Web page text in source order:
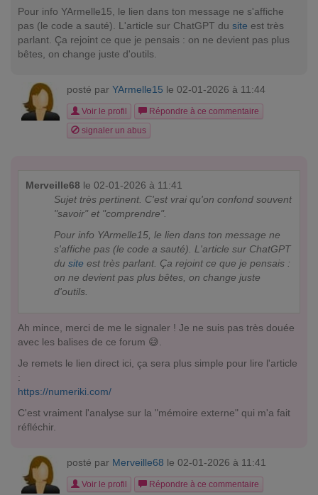
Pour info YArmelle15, le lien dans ton message ne s'affiche
pas (le code a sauté). L'article sur ChatGPT du site est très
parlant. Ça rejoint ce que je pensais : on ne devient pas plus
bêtes, on change juste d'outils.
posté par YArmelle15 le 02-01-2026 à 11:44
Voir le profil
Répondre à ce commentaire
signaler un abus
Merveille68 le 02-01-2026 à 11:41
Sujet très pertinent. C'est vrai qu'on confond souvent
"savoir" et "comprendre".
Pour info YArmelle15, le lien dans ton message ne
s'affiche pas (le code a sauté). L'article sur ChatGPT
du site est très parlant. Ça rejoint ce que je pensais :
on ne devient pas plus bêtes, on change juste
d'outils.
Ah mince, merci de me le signaler ! Je ne suis pas très douée
avec les balises de ce forum 😅.
Je remets le lien direct ici, ça sera plus simple pour lire l'article
:
https://numeriki.com/
C'est vraiment l'analyse sur la "mémoire externe" qui m'a fait
réfléchir.
posté par Merveille68 le 02-01-2026 à 11:41
Voir le profil
Répondre à ce commentaire